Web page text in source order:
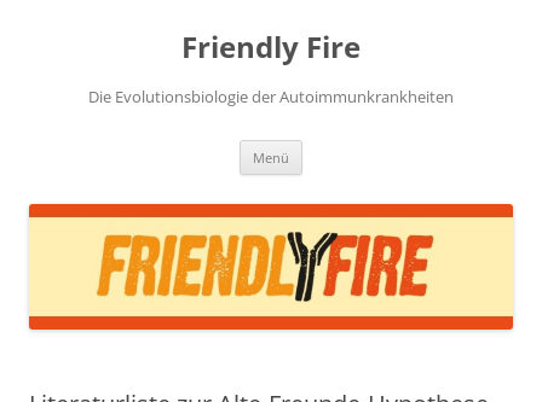
Friendly Fire
Die Evolutionsbiologie der Autoimmunkrankheiten
Menü